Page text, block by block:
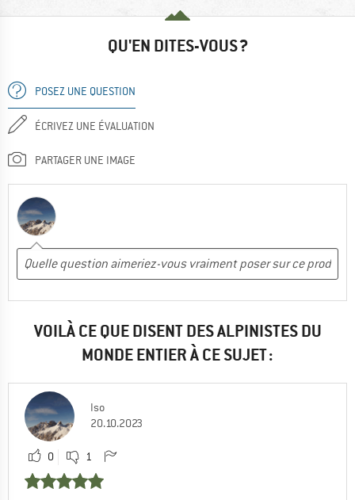
QU'EN DITES-VOUS ?
POSEZ UNE QUESTION
ÉCRIVEZ UNE ÉVALUATION
PARTAGER UNE IMAGE
VOILÀ CE QUE DISENT DES ALPINISTES DU
MONDE ENTIER À CE SUJET :
Iso
20.10.2023
0 1